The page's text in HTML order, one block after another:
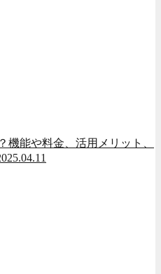
機能や料金、活用メリット、